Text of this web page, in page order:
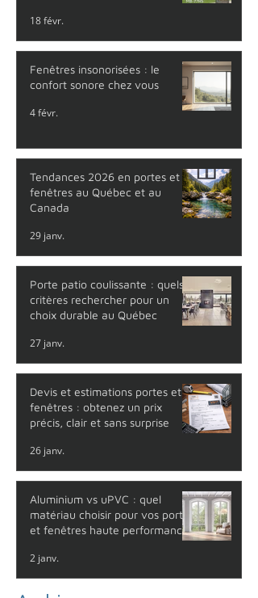
18 févr.
Fenêtres insonorisées : le
confort sonore chez vous
4 févr.
Tendances 2026 en portes et
fenêtres au Québec et au
Canada
29 janv.
Porte patio coulissante : quels
critères rechercher pour un
choix durable au Québec
27 janv.
Devis et estimations portes et
fenêtres : obtenez un prix
précis, clair et sans surprise
26 janv.
Aluminium vs uPVC : quel
matériau choisir pour vos portes
et fenêtres haute performance
2 janv.